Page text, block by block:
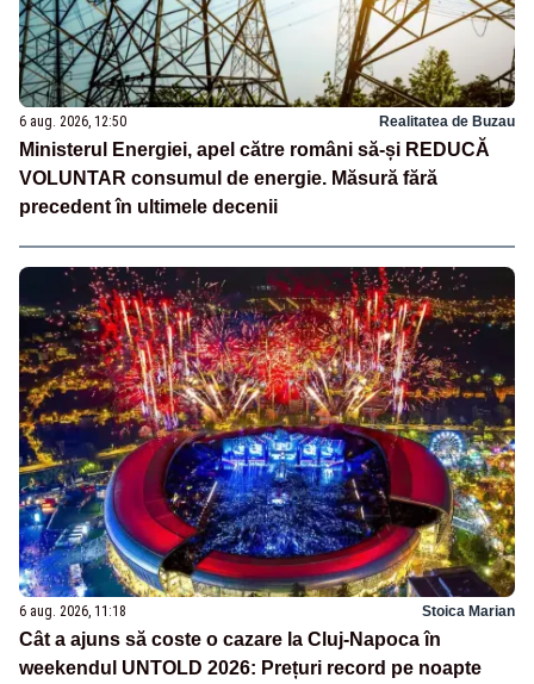
6 aug. 2026, 12:50 Realitatea de Buzau
Ministerul Energiei, apel către români să-și REDUCĂ
VOLUNTAR consumul de energie. Măsură fără
precedent în ultimele decenii
6 aug. 2026, 11:18 Stoica Marian
Cât a ajuns să coste o cazare la Cluj-Napoca în
weekendul UNTOLD 2026: Prețuri record pe noapte